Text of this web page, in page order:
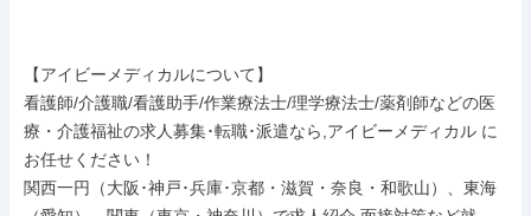
【アイビーメディカルについて】
看護師/介護職/看護助手/作業療法士/理学療法士/薬剤師などの医
療・介護福祉の求人募集･転職･派遣なら,アイビーメディカル に
お任せください！
関西一円（大阪･神戸･兵庫･京都・滋賀・奈良・和歌山）、東海